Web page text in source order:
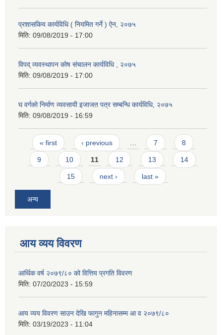
प्रशासकिय कार्यविधि ( नियमित गर्ने ) ऐन, २०७५
मिति: 09/08/2019 - 17:00
विपद् व्यवस्थापन कोष संचालन कार्यविधि , २०७५
मिति: 09/08/2019 - 17:00
घ वर्गको निर्माण व्यवसायी इजाजत पत्र सम्बन्धि कार्यविधि, २०७५
मिति: 09/08/2019 - 16:59
Pages
« first ‹ previous 7 8
9 10 11 12 13 14
15 next › last »
अन्य
आय व्यय विवरण
आर्थिक वर्ष २०७९/८० को वित्तिय प्रगति विवरण
मिति: 07/20/2023 - 15:59
आय व्यय विवरण साउन देखि फागुन महिनासम्म आ व २०७९/८०
मिति: 03/19/2023 - 11:04